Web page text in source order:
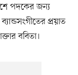
পদকের জন্য
প্রয়াত
ববিতা।